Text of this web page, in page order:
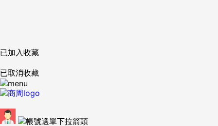
已加入收藏
已取消收藏